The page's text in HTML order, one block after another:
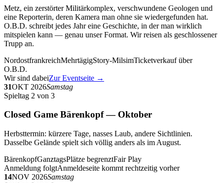
Metz, ein zerstörter Militärkomplex, verschwundene Geologen und
eine Reporterin, deren Kamera man ohne sie wiedergefunden hat.
O.B.D. schreibt jedes Jahr eine Geschichte, in der man wirklich
mitspielen kann — genau unser Format. Wir reisen als geschlossener
Trupp an.
NordostfrankreichMehrtägigStory-MilsimTicketverkauf über
O.B.D.
Wir sind dabeiZur Eventseite →
31OKT 2026Samstag
Spieltag 2 von 3
Closed Game Bärenkopf — Oktober
Herbsttermin: kürzere Tage, nasses Laub, andere Sichtlinien.
Dasselbe Gelände spielt sich völlig anders als im August.
BärenkopfGanztagsPlätze begrenztFair Play
Anmeldung folgtAnmeldeseite kommt rechtzeitig vorher
14NOV 2026Samstag